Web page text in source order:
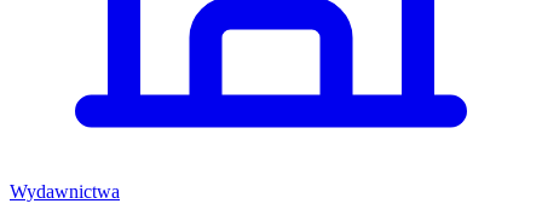
Wydawnictwa